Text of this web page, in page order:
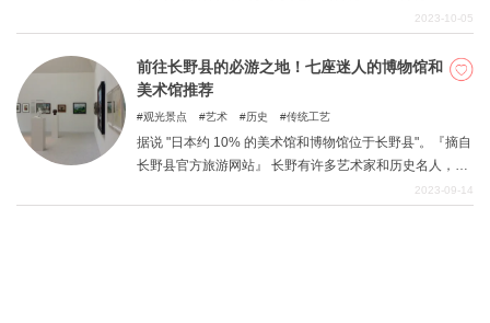
指符合特定条件和法律规定，由经济产业大臣指定的工
工艺品。
2023-10-05
前往长野县的必游之地！七座迷人的博物馆和
美术馆推荐
观光景点 艺术 历史 传统工艺
据说 "日本约 10% 的美术馆和博物馆位于长野县"。『摘自
长野县官方旅游网站』 长野有许多艺术家和历史名人，因
此有许多迷人的美术馆和博物馆也就不足为奇了。然而，
2023-09-14